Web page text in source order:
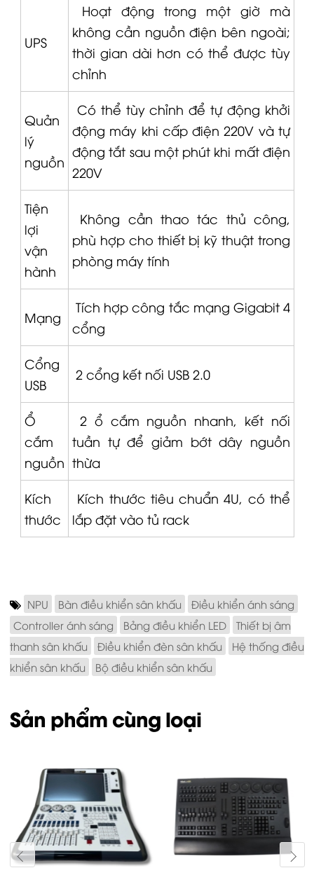
UPS
Hoạt động trong một giờ mà
không cần nguồn điện bên ngoài;
thời gian dài hơn có thể được tùy
chỉnh
Quản
lý
nguồn
Có thể tùy chỉnh để tự động khởi
động máy khi cấp điện 220V và tự
động tắt sau một phút khi mất điện
220V
Tiện
lợi
vận
hành
Không cần thao tác thủ công,
phù hợp cho thiết bị kỹ thuật trong
phòng máy tính
Mạng
Tích hợp công tắc mạng Gigabit 4
cổng
Cổng
USB
2 cổng kết nối USB 2.0
Ổ
cắm
nguồn
2 ổ cắm nguồn nhanh, kết nối
tuần tự để giảm bớt dây nguồn
thừa
Kích
thước
Kích thước tiêu chuẩn 4U, có thể
lắp đặt vào tủ rack
NPU Bàn điều khiển sân khấu
Điều khiển ánh sáng
Controller ánh sáng
Bảng điều khiển LED
Thiết bị âm
thanh sân khấu
Điều khiển đèn sân khấu
Hệ thống điều
khiển sân khấu
Bộ điều khiển sân khấu
Sản phẩm cùng loại